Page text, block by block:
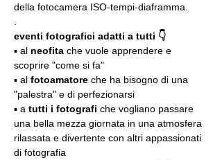
della fotocamera ISO-tempi-diaframma.
eventi fotografici adatti a tutti 👇
▪️ al neofita che vuole apprendere e
scoprire "come si fa"
▪️ al fotoamatore che ha bisogno di una
"palestra" e di perfezionarsi
▪️ a tutti i fotografi che vogliano passare
una bella mezza giornata in una atmosfera
rilassata e divertente con altri appassionati
di fotografia